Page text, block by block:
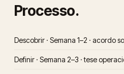
Processo.
Descobrir · Semana 1–2 · acordo
Definir · Semana 2–3 · tese